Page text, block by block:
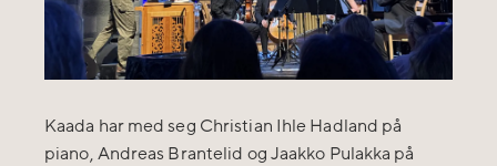
Kaada har med seg Christian Ihle Hadland på
piano, Andreas Brantelid og Jaakko Pulakka på